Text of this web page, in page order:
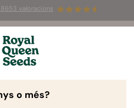
valoracions
: ¡Hasta un 50%
o més?